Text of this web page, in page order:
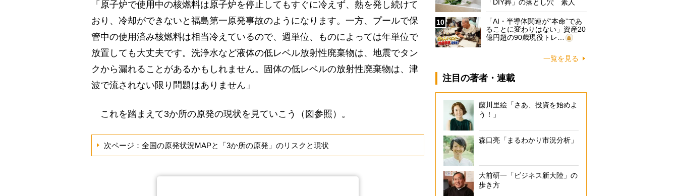
「原子炉で使用中の核燃料は原子炉を停止してもすぐに冷えず、熱を発し続けて
おり、冷却ができないと福島第一原発事故のようになります。一方、プールで保
管中の使用済み核燃料は相当冷えているので、週単位、ものによっては年単位で
放置しても大丈夫です。洗浄水など液体の低レベル放射性廃棄物は、地震でタン
クから漏れることがあるかもしれません。固体の低レベルの放射性廃棄物は、津
波で流されない限り問題はありません」
これを踏まえて3か所の原発の現状を見ていこう（図参照）。
次ページ：全国の原発状況MAPと「3か所の原発」のリスクと現状
「DIY葬」の落とし穴 素人
に…
10
「AI・半導体関連が“本命”であ
ることに変わりはない」資産20
億円超の90歳現役トレ…
一覧を見る
注目の著者・連載
藤川里絵「さあ、投資を始めよ
う！」
森口亮「まるわかり市況分析」
大前研一「ビジネス新大陸」の
歩き方